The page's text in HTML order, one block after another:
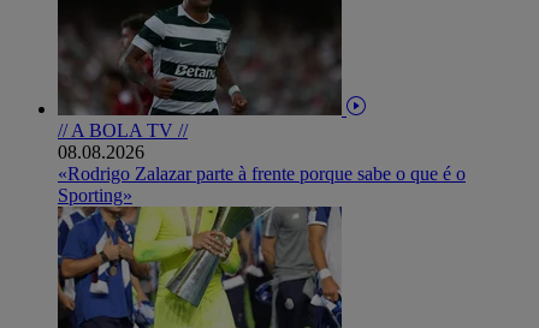
// A BOLA TV //
08.08.2026
«Rodrigo Zalazar parte à frente porque sabe o que é o
Sporting»